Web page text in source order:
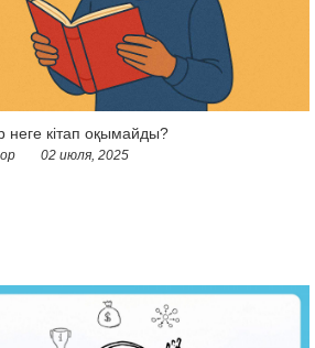
неге кітап оқымайды?
02 июля, 2025